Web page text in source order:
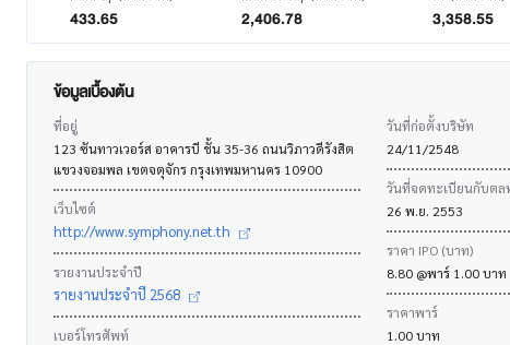
433.65 2,406.78 3,358.55
ข้อมูลเบื้องต้น
ที่อยู่
123 ซันทาวเวอร์ส อาคารบี ชั้น 35-36 ถนนวิภาวดีรังสิต
แขวงจอมพล เขตจตุจักร กรุงเทพมหานคร 10900
เว็บไซต์
http://www.symphony.net.th
รายงานประจำปี
รายงานประจำปี 2568
เบอร์โทรศัพท์
วันที่ก่อตั้งบริษัท
24/11/2548
วันที่จดทะเบียนกับตล
26 พ.ย. 2553
ราคา IPO (บาท)
8.80 @พาร์ 1.00 บาท
ราคาพาร์
1.00 บาท